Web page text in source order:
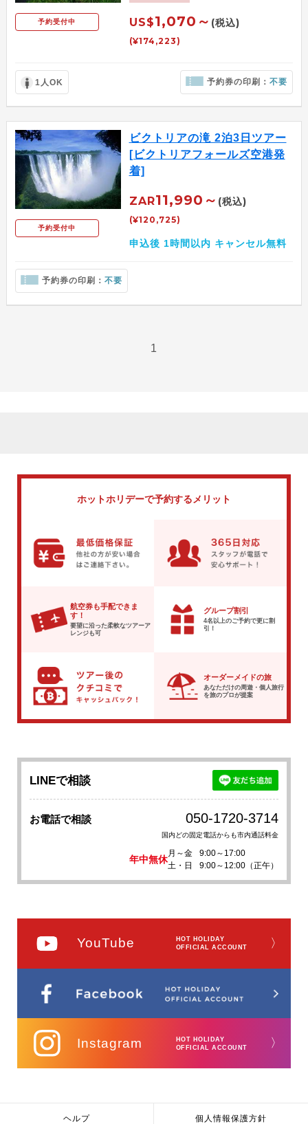
予約受付中 US$1,070～ (税込)
(¥174,223)
1人OK 予約券の印刷：不要
予約受付中
ビクトリアの滝 2泊3日ツアー
[ビクトリアフォールズ空港発
着]
ZAR11,990～ (税込)
(¥120,725)
申込後 1時間以内 キャンセル無料
予約券の印刷： 不要
1
ホットホリデーで予約するメリット
航空券も手配できま
す！
要望に沿った柔軟なツアーア
レンジも可
グループ割引
4名以上のご予約で更に割
引！
オーダーメイドの旅
あなただけの周遊・個人旅行
を旅のプロが提案
LINEで相談
お電話で相談 050-1720-3714
国内どの固定電話からも市内通話料金
年中無休
月～金
9:00～17:00
土・日
9:00～12:00（正午）
YouTube
HOT HOLIDAY
OFFICIAL ACCOUNT
〉
Instagram
HOT HOLIDAY
OFFICIAL ACCOUNT
〉
ヘルプ 個人情報保護方針